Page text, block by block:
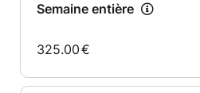
Semaine entière
325.00€